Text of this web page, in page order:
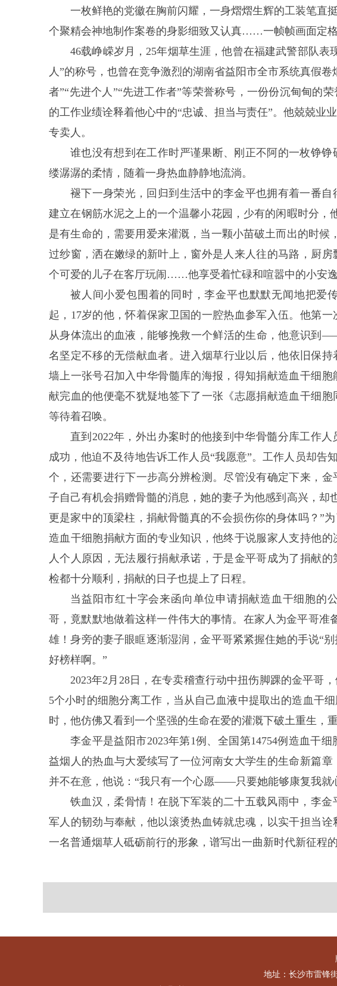
一枚鲜艳的党徽在胸前闪耀，一身熠熠生辉的工装笔直
个聚精会神地制作案卷的身影细致又认真……一帧帧画面定格
46载峥嵘岁月，25年烟草生涯，他曾在福建武警部队
人”的称号，也曾在竞争激烈的湖南省益阳市全市系统真假
者”“先进个人”“先进工作者”等荣誉称号，一份份沉甸甸的
的工作业绩诠释着他心中的“忠诚、担当与责任”。他兢兢业
专卖人。
谁也没有想到在工作时严谨果断、刚正不阿的一枚铮
缕潺潺的柔情，随着一身热血静静地流淌。
褪下一身荣光，回归到生活中的李金平也拥有着一番
建立在钢筋水泥之上的一个温馨小花园，少有的闲暇时分
是有生命的，需要用爱来灌溉，当一颗小苗破土而出的时
过纱窗，洒在嫩绿的新叶上，窗外是人来人往的马路，厨
个可爱的儿子在客厅玩闹……他享受着忙碌和喧嚣中的小安
被人间小爱包围着的同时，李金平也默默无闻地把爱
起，17岁的他，怀着保家卫国的一腔热血参军入伍。他第
从身体流出的血液，能够挽救一个鲜活的生命，他意识到
名坚定不移的无偿献血者。进入烟草行业以后，他依旧保
墙上一张号召加入中华骨髓库的海报，得知捐献造血干细
献完血的他便毫不犹疑地签下了一张《志愿捐献造血干细
等待着召唤。
直到2022年，外出办案时的他接到中华骨髓分库工作
成功，他迫不及待地告诉工作人员“我愿意”。工作人员却告
个，还需要进行下一步高分辨检测。尽管没有确定下来，
子自己有机会捐赠骨髓的消息，她的妻子为他感到高兴，却
更是家中的顶梁柱，捐献骨髓真的不会损伤你的身体吗？”
造血干细胞捐献方面的专业知识，他终于说服家人支持他
人个人原因，无法履行捐献承诺，于是金平哥成为了捐献
检都十分顺利，捐献的日子也提上了日程。
当益阳市红十字会来函向单位申请捐献造血干细胞的
哥，竟默默地做着这样一件伟大的事情。在家人为金平哥
雄！身旁的妻子眼眶逐渐湿润，金平哥紧紧握住她的手说“
好榜样啊。”
2023年2月28日，在专卖稽查行动中扭伤脚踝的金平哥
5个小时的细胞分离工作，当从自己血液中提取出的造血干
时，他仿佛又看到一个坚强的生命在爱的灌溉下破土重生，
李金平是益阳市2023年第1例、全国第14754例造血干
益烟人的热血与大爱续写了一位河南女大学生的生命新篇
并不在意，他说：“我只有一个心愿——只要她能够康复我就
铁血汉，柔骨情！在脱下军装的二十五载风雨中，李
军人的韧劲与奉献，他以滚烫热血铸就忠魂，以实干担当
一名普通烟草人砥砺前行的形象，谱写出一曲新时代新征程
地址：长沙市雷锋